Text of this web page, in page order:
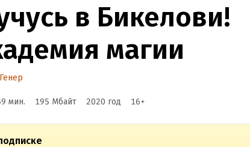
в Бикелови!
магии
мин. 195 Мбайт 2020 год 16+